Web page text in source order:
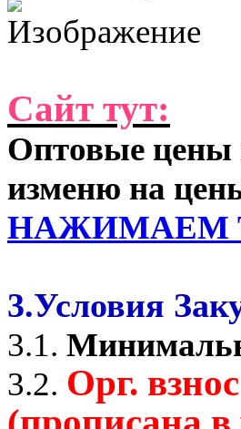
Сайт тут:
Оптовые цены
изменю на
НАЖИМАЕМ
3.Условия
3.1.
3.2. Орг.